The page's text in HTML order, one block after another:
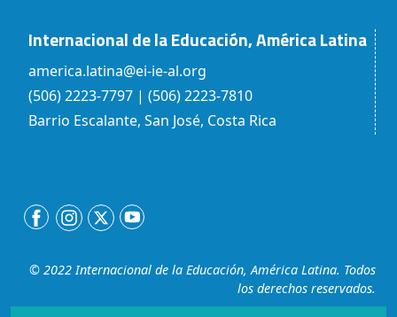
Internacional de la Educación, América Latina
america.latina@ei-ie-al.org
(506) 2223-7797 | (506) 2223-7810
Barrio Escalante, San José, Costa Rica
© 2022 Internacional de la Educación, América Latina. Todos
los derechos reservados.